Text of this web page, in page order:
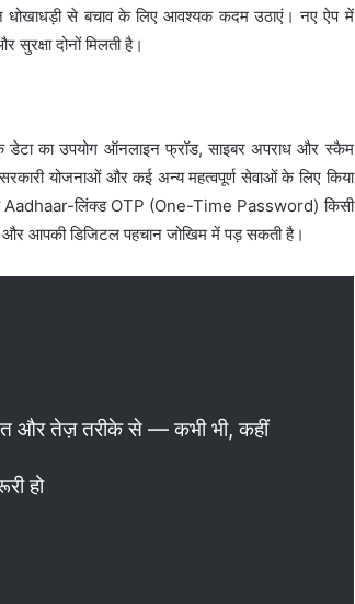
से बचाव के लिए आवश्यक कदम उठाएं। नए ऐप में
दोनों मिलती है।
डेटा का उपयोग ऑनलाइन फ्रॉड, साइबर अपराध और स्कैम
योजनाओं और कई अन्य महत्वपूर्ण सेवाओं के लिए किया
कि Aadhaar-लिंक्ड OTP (One-Time Password) किसी
और आपकी डिजिटल पहचान जोखिम में पड़ सकती है।
और तेज़ तरीके से — कभी भी, कहीं
हो